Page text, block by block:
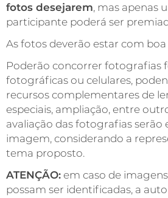
fotos desejarem, mas apenas
participante poderá ser
As fotos deverão estar com boa
Poderão concorrer fotografias
fotográficas ou celulares,
recursos complementares de
especiais, ampliação, entre
avaliação das fotografias serão
imagem, considerando a
tema proposto.
ATENÇÃO: em caso de
possam ser identificadas, a